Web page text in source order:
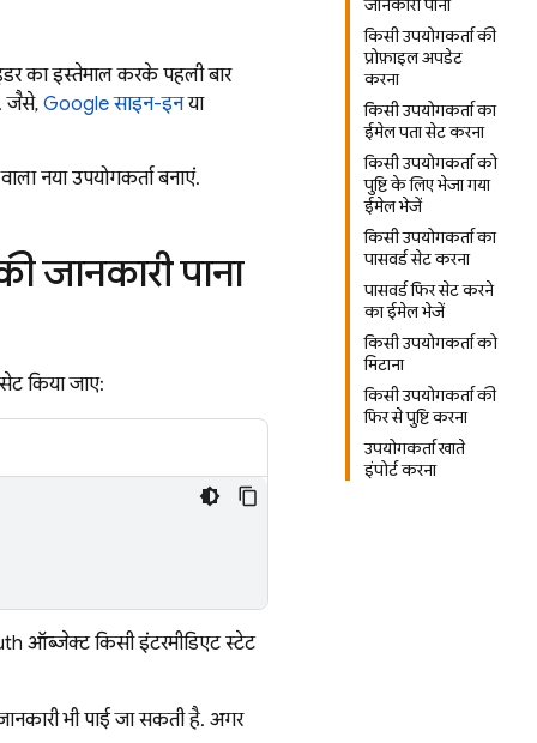
जानकारी पाना
किसी उपयोगकर्ता की
प्रोफ़ाइल अपडेट
करना
किसी उपयोगकर्ता का
ईमेल पता सेट करना
किसी उपयोगकर्ता को
पुष्टि के लिए भेजा गया
ईमेल भेजें
किसी उपयोगकर्ता का
पासवर्ड सेट करना
पासवर्ड फिर सेट करने
का ईमेल भेजें
किसी उपयोगकर्ता को
मिटाना
किसी उपयोगकर्ता की
फिर से पुष्टि करना
उपयोगकर्ता खाते
इंपोर्ट करना
का इस्तेमाल करके पहली बार
जैसे, Google साइन-इनया
नया उपयोगकर्ता बनाएं.
जानकारी पाना
किया जाए:
ऑब्जेक्ट किसी इंटरमीडिएट स्टेट
भी पाई जा सकती है. अगर